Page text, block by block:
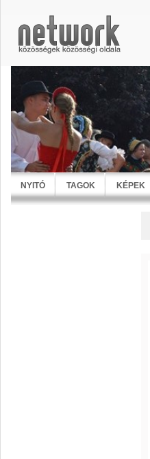
NYITÓ TAGOK KÉPEK